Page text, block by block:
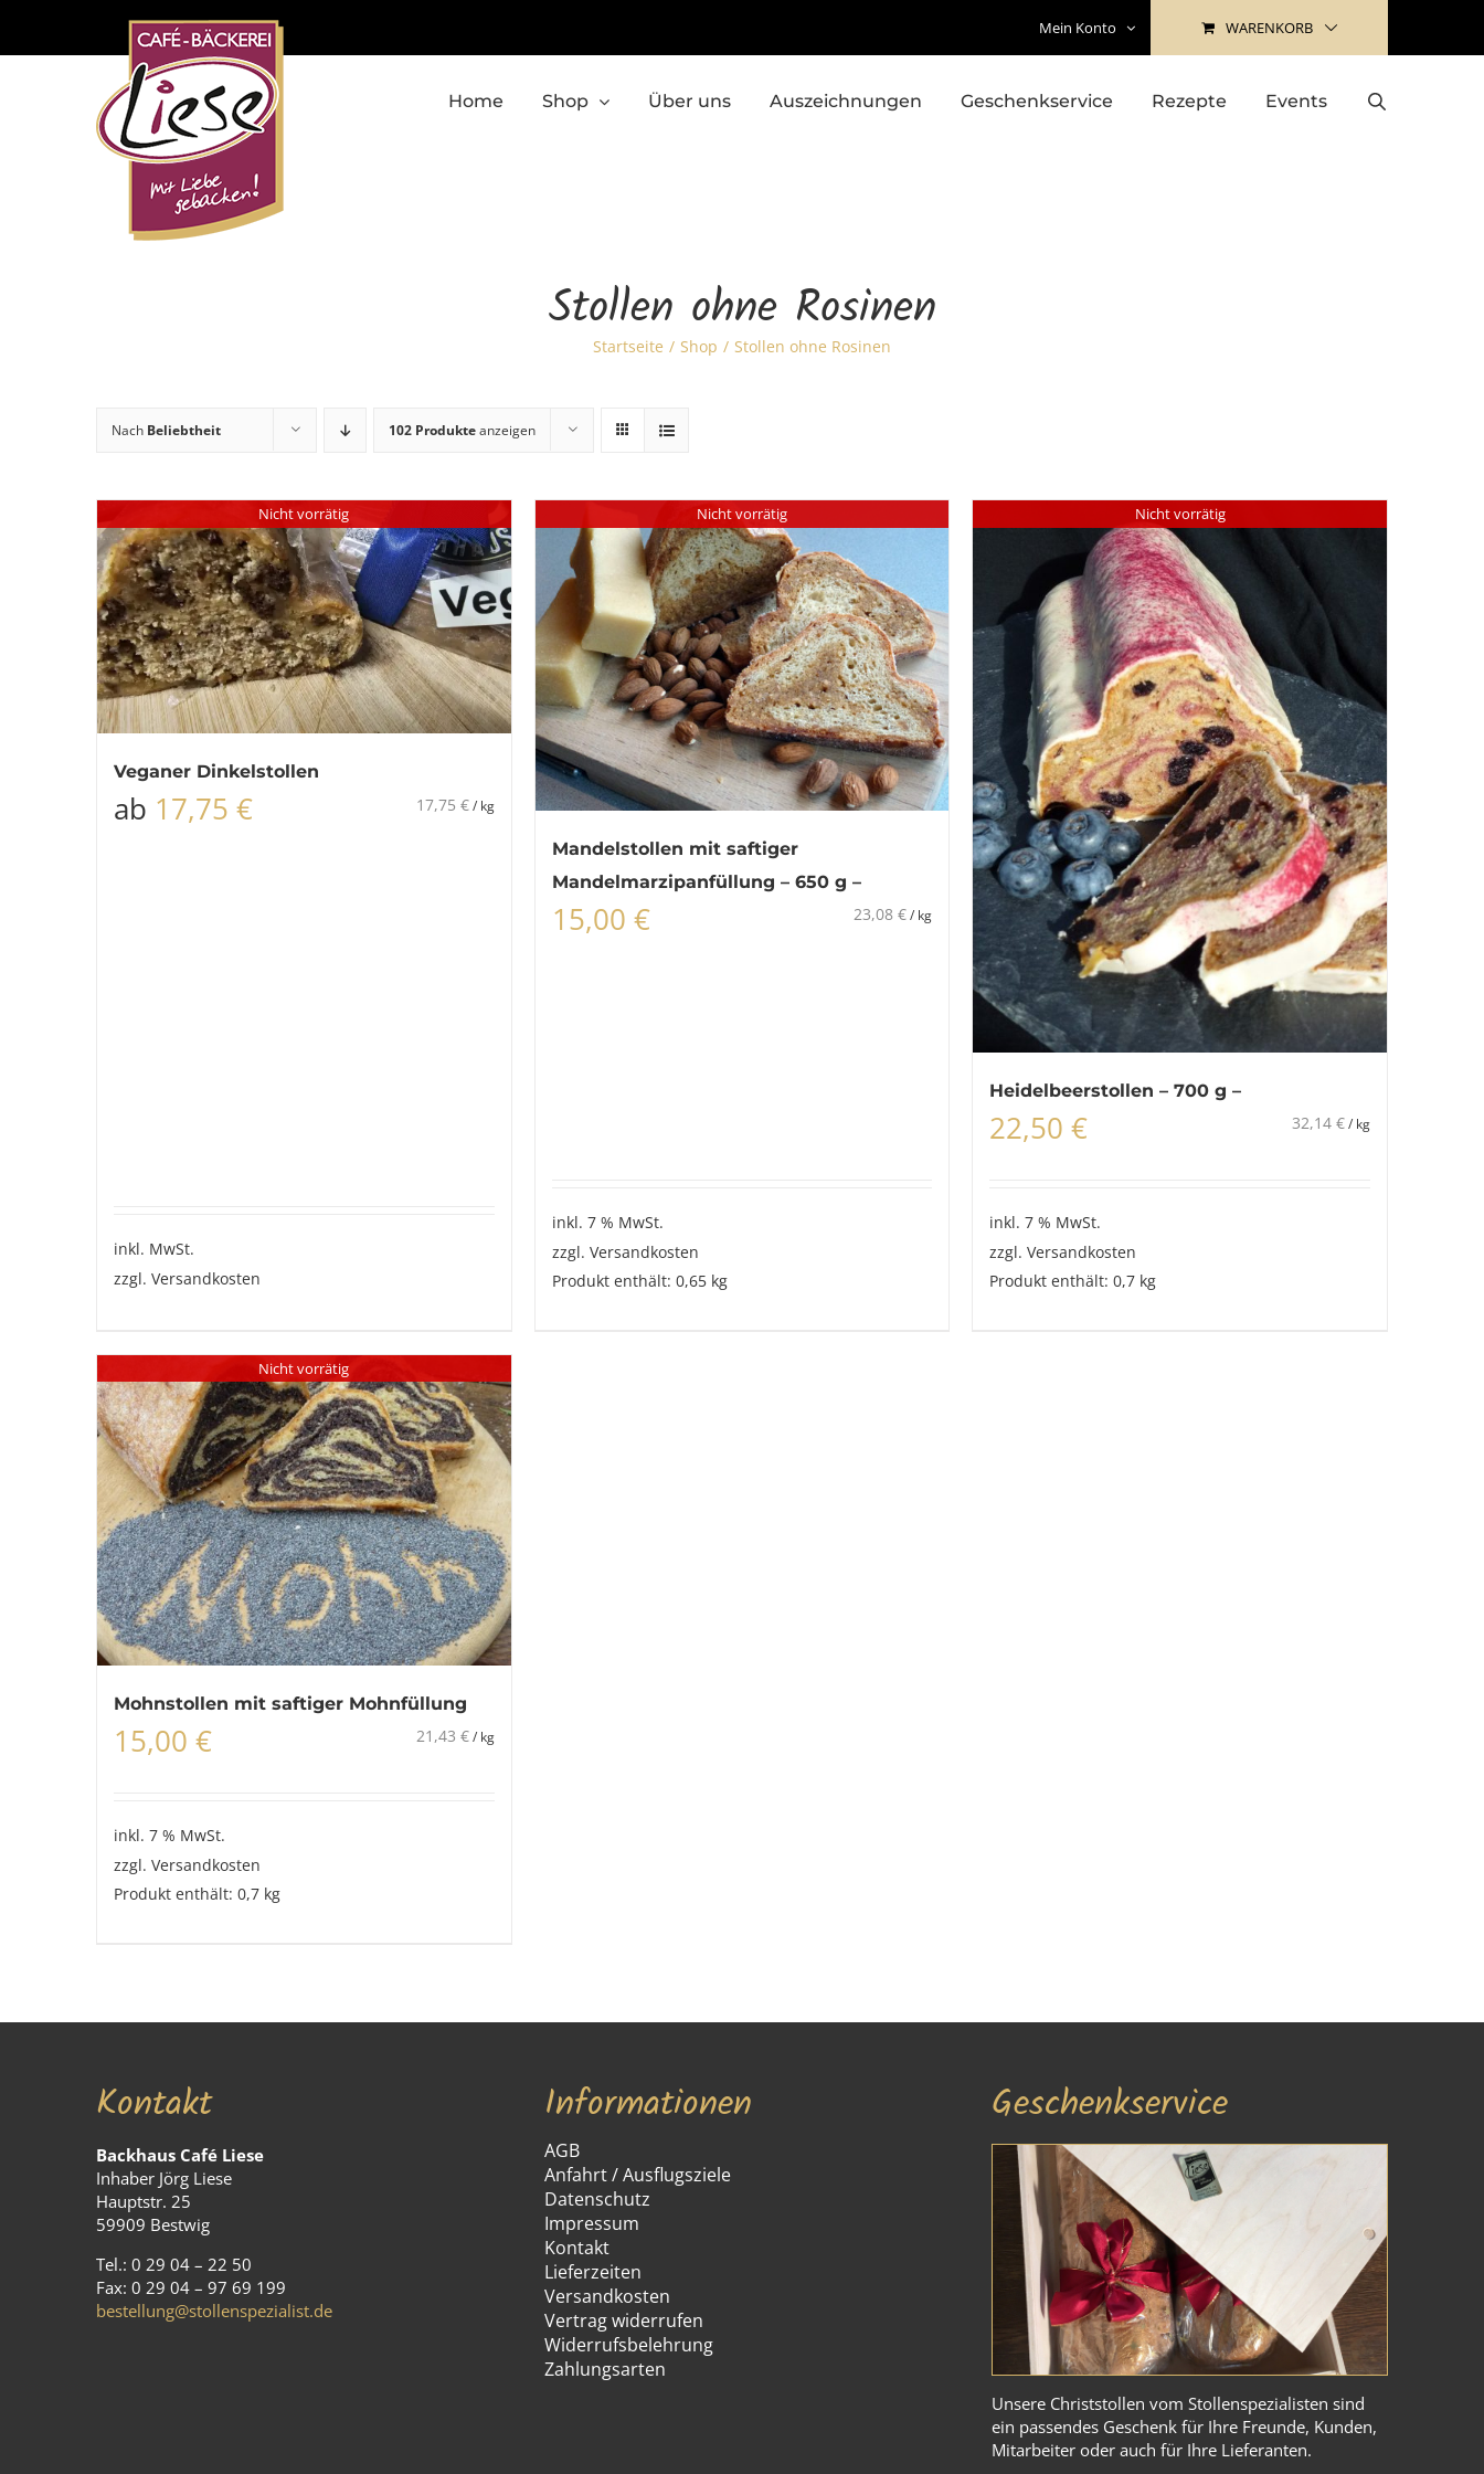
content
Mein Konto WARENKORB
Home Shop Über uns Auszeichnungen Geschenkservice Rezepte Events
Stollen ohne Rosinen
Startseite Shop Stollen ohne Rosinen
Nach Beliebtheit 102 Produkteanzeigen
Nicht vorrätig
Veganer Dinkelstollen
ab 17,75 € 17,75 €/ kg
inkl. MwSt.
zzgl. Versandkosten
Nicht vorrätig
Mandelstollen mit saftiger
Mandelmarzipanfüllung – 650 g –
15,00 € 23,08€/ kg
inkl. 7 % MwSt.
zzgl. Versandkosten
Produkt enthält: 0,65 kg
Nicht vorrätig
Heidelbeerstollen – 700 g –
22,50€ 32,14 €/ kg
inkl. 7 % MwSt.
zzgl.Versandkosten
Produkt enthält: 0,7 kg
Nicht vorrätig
Mohnstollen mit saftiger Mohnfüllung
15,00 € 21,43 €/ kg
inkl. 7 % MwSt.
zzgl. Versandkosten
Produkt enthält: 0,7 kg
Kontakt
Backhaus Café Liese
Inhaber Jörg Liese
Hauptstr. 25
59909 Bestwig
Tel.: 0 29 04 – 22 50
Fax: 0 29 04 – 97 69 199
bestellung@stollenspezialist.de
Informationen
AGB
Anfahrt / Ausflugsziele
Datenschutz
Impressum
Kontakt
Lieferzeiten
Versandkosten
Vertrag widerrufen
Widerrufsbelehrung
Zahlungsarten
Geschenkservice
Unsere Christstollen vom Stollenspezialisten sind
ein passendes Geschenk für Ihre Freunde, Kunden,
Mitarbeiter oder auch für Ihre Lieferanten.